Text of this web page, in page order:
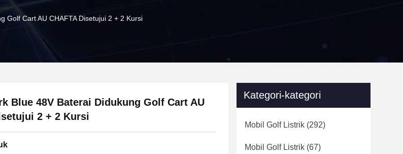
Golf Cart AU CHAFTA Disetujui 2 + 2 Kursi
Blue 48V Baterai Didukung Golf Cart AU
2 + 2 Kursi
Kategori-kategori
Mobil Golf Listrik (292)
Mobil Golf Listrik (67)